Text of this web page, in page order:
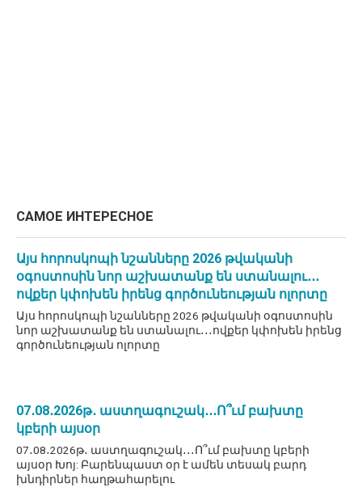
САМОЕ ИНТЕРЕСНОЕ
Այս հորոսկոպի նշանները 2026 թվականի
օգոստոսին նոր աշխատանք են ստանալու․․․
ովքեր կփոխեն իրենց գործունեության ոլորտը
Այս հորոսկոպի նշանները 2026 թվականի օգոստոսին
նոր աշխատանք են ստանալու․․․ովքեր կփոխեն իրենց
գործունեության ոլորտը
07․08․2026թ․ աստղագուշակ․․․Ո՞ւմ բախտը
կբերի այսօր
07․08․2026թ․ աստղագուշակ․․․Ո՞ւմ բախտը կբերի
այսօր Խոյ: Բարենպաստ օր է ամեն տեսակ բարդ
խնդիրներ հաղթահարելու